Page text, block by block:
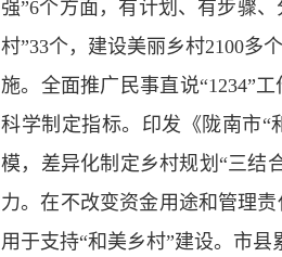
强”6个方面，有计划、有步骤
村”33个，建设美丽乡村2100多
施。全面推广民事直说“1234”
科学制定指标。印发《陇南市“
模，差异化制定乡村规划“三结
力。在不改变资金用途和管理
用于支持“和美乡村”建设。市县